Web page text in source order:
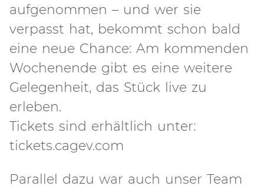
aufgenommen – und wer sie
verpasst hat, bekommt schon bald
eine neue Chance: Am kommenden
Wochenende gibt es eine weitere
Gelegenheit, das Stück live zu
erleben.
Tickets sind erhältlich unter:
tickets.cagev.com
Parallel dazu war auch unser Team